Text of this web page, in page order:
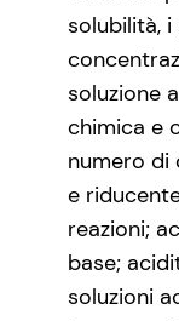
solubilità,
soluzione
chimica e
numero di
e
reazioni;
base;
soluzioni